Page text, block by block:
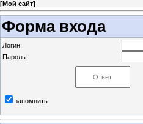
[Мой сайт]
Форма входа
Логин:
Пароль:
запомнить